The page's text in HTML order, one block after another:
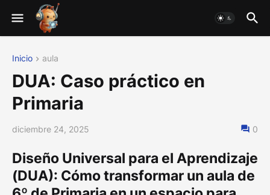
Inicio aula
DUA: Caso práctico en
Primaria
diciembre 24, 2025 0
Diseño Universal para el Aprendizaje
(DUA): Cómo transformar un aula de